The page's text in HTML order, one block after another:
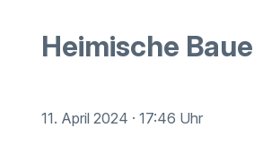
Heimische
11. April 2024 · 17:46 Uhr